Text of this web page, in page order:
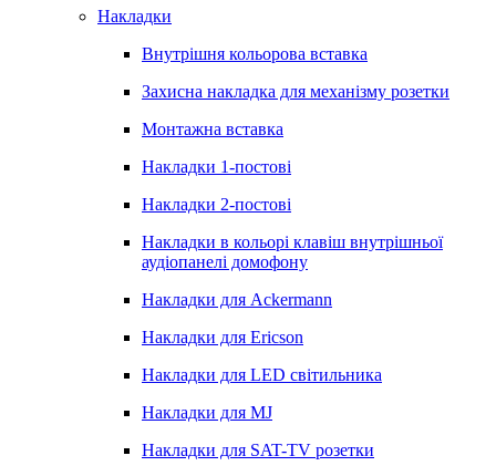
Накладки
Внутрішня кольорова вставка
Захисна накладка для механізму розетки
Монтажна вставка
Накладки 1-постові
Накладки 2-постові
Накладки в кольорі клавіш внутрішньої
аудіопанелі домофону
Накладки для Ackermann
Накладки для Ericson
Накладки для LED світильника
Накладки для MJ
Накладки для SAT-TV розетки